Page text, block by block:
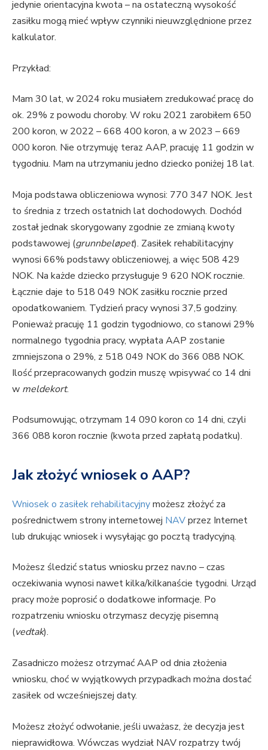
jedynie orientacyjna kwota – na ostateczną wysokość
zasiłku mogą mieć wpływ czynniki nieuwzględnione przez
kalkulator.
Przykład:
Mam 30 lat, w 2024 roku musiałem zredukować pracę do
ok. 29% z powodu choroby. W roku 2021 zarobiłem 650
200 koron, w 2022 – 668 400 koron, a w 2023 – 669
000 koron. Nie otrzymuję teraz AAP, pracuję 11 godzin w
tygodniu. Mam na utrzymaniu jedno dziecko poniżej 18 lat.
Moja podstawa obliczeniowa wynosi: 770 347 NOK. Jest
to średnia z trzech ostatnich lat dochodowych. Dochód
został jednak skorygowany zgodnie ze zmianą kwoty
podstawowej (grunnbeløpet). Zasiłek rehabilitacyjny
wynosi 66% podstawy obliczeniowej, a więc 508 429
NOK. Na każde dziecko przysługuje 9 620 NOK rocznie.
Łącznie daje to 518 049 NOK zasiłku rocznie przed
opodatkowaniem. Tydzień pracy wynosi 37,5 godziny.
Ponieważ pracuję 11 godzin tygodniowo, co stanowi 29%
normalnego tygodnia pracy, wypłata AAP zostanie
zmniejszona o 29%, z 518 049 NOK do 366 088 NOK.
Ilość przepracowanych godzin muszę wpisywać co 14 dni
w meldekort.
Podsumowując, otrzymam 14 090 koron co 14 dni, czyli
366 088 koron rocznie (kwota przed zapłatą podatku).
Jak złożyć wniosek o AAP?
Wniosek o zasiłek rehabilitacyjnymożesz złożyć za
pośrednictwem strony internetowej NAVprzez Internet
lub drukując wniosek i wysyłając go pocztą tradycyjną.
Możesz śledzić status wniosku przez nav.no – czas
oczekiwania wynosi nawet kilka/kilkanaście tygodni. Urząd
pracy może poprosić o dodatkowe informacje. Po
rozpatrzeniu wniosku otrzymasz decyzję pisemną
(vedtak).
Zasadniczo możesz otrzymać AAP od dnia złożenia
wniosku, choć w wyjątkowych przypadkach można dostać
zasiłek od wcześniejszej daty.
Możesz złożyć odwołanie, jeśli uważasz, że decyzja jest
nieprawidłowa. Wówczas wydział NAV rozpatrzy twój